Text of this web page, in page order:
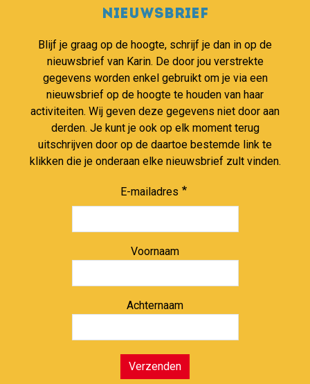
Nieuwsbrief
Blijf je graag op de hoogte, schrijf je dan in op de
nieuwsbrief van Karin. De door jou verstrekte
gegevens worden enkel gebruikt om je via een
nieuwsbrief op de hoogte te houden van haar
activiteiten. Wij geven deze gegevens niet door aan
derden. Je kunt je ook op elk moment terug
uitschrijven door op de daartoe bestemde link te
klikken die je onderaan elke nieuwsbrief zult vinden.
E-mailadres
Voornaam
Achternaam
Verzenden